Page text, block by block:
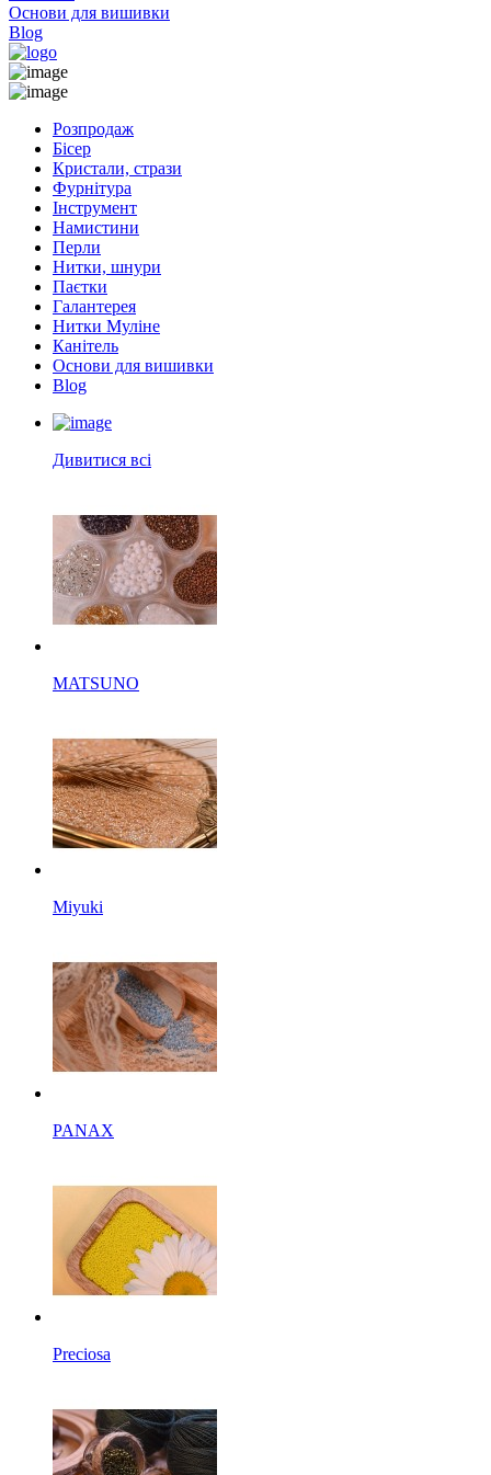
Основи для вишивки
Blog
Розпродаж
Бісер
Кристали, стрази
Фурнітура
Інструмент
Намистини
Перли
Нитки, шнури
Паєтки
Галантерея
Нитки Муліне
Канітель
Основи для вишивки
Blog
Дивитися всі
MATSUNO
Miyuki
PANAX
Preciosa